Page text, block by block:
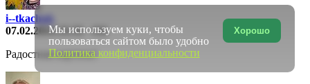
i--tkachuk
07.02.2014 21:31
#11
Радостная картина!
Хорошо
Мы используем куки, чтобы
пользоваться сайтом было удобно
Политика конфиденциальности